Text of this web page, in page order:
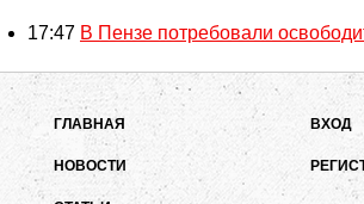
17:47 В Пензе потребовали
ГЛАВНАЯ
НОВОСТИ
ВХОД